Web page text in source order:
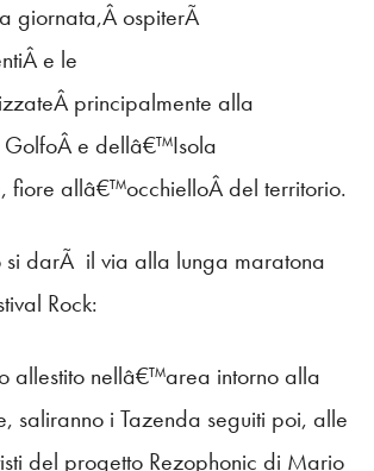
giornata,Â ospiterÃ
e le
principalmente alla
e dellâ€™Isola
fiore allâ€™occhielloÂ del territorio.
darÃ il via alla lunga maratona
Rock:
allestito nellâ€™area intorno alla
saliranno i Tazenda seguiti poi, alle
del progetto Rezophonic di Mario